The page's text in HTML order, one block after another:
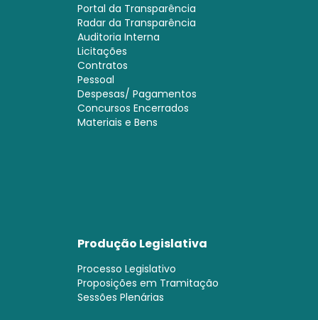
Portal da Transparência
Radar da Transparência
Auditoria Interna
Licitações
Contratos
Pessoal
Despesas/ Pagamentos
Concursos Encerrados
Materiais e Bens
Produção Legislativa
Processo Legislativo
Proposições em Tramitação
Sessões Plenárias